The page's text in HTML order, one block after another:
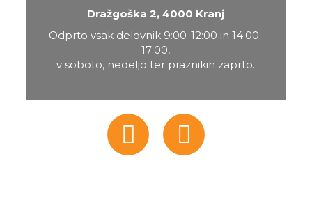
Dražgoška 2, 4000 Kranj
Odprto vsak delovnik 9:00-12:00 in 14:00-
17:00,
v soboto, nedeljo ter praznikih zaprto.
FacebookInstagram